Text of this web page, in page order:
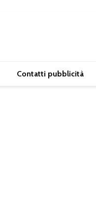
Contatti pubblicità